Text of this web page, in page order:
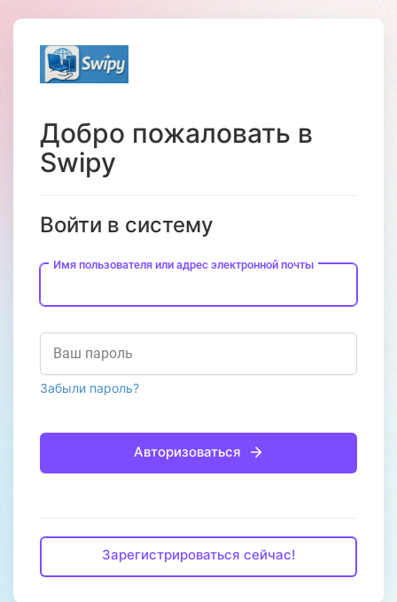
Добро пожаловать в
Swipy
Войти в систему
Имя пользователя или адрес электронной почты
Ваш пароль
Забыли пароль?
Авторизоваться
Зарегистрироваться сейчас!